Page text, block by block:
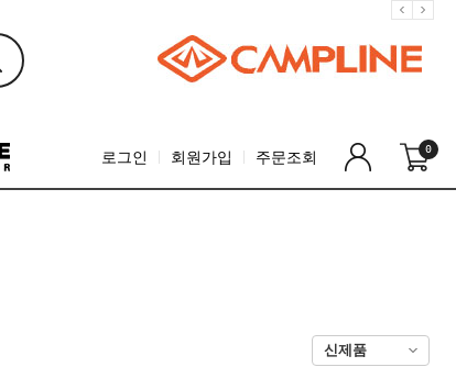
로그인 회원가입 주문조회 0